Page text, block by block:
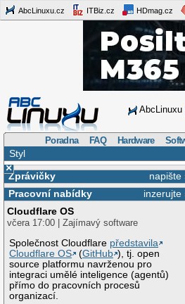
AbcLinuxu.cz ITBiz.cz HDmag.cz
AbcLinuxu
Poradna FAQ Hardware
Styl
×
napište
Zprávičky
inzerujte
Pracovní nabídky
Cloudflare OS
včera 17:00 | Zajímavý software
Společnost Cloudflare představila
Cloudflare OS
(GitHub ), tj. open
source platformu navrženou pro
integraci umělé inteligence (agentů)
přímo do pracovních procesů
organizací.